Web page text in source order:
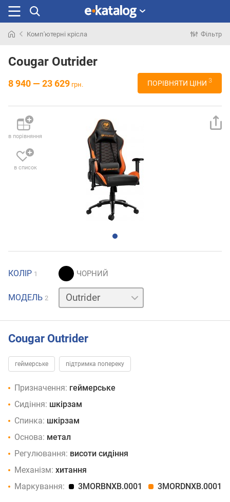
раніше
Комп'ютерні крісла Фільтр
Cougar Outrider
8 940 — 23 629 грн. ПОРІВНЯТИ ЦІНИ 3
в порівняння
в список
КОЛІР 1
МОДЕЛЬ 2
Outrider
Royal
Cougar Outrider
геймерське підтримка попереку
Призначення: геймерське
Сидіння: шкірзам
Спинка: шкірзам
Основа: метал
Регулювання: висоти сидіння
Механізм: хитання
Маркування:
3MORBNXB.0001 3MORDNXB.0001